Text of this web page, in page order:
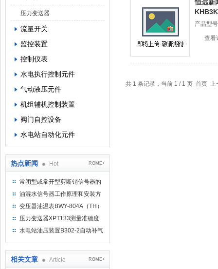
压力变送器
流量开关
监控装置
控制仪表
水电执行控制元件
气动液压元件
机组辅机控制装置
阀门自控设备
水电站自动化元件
热点新闻 Hot ROME+
常闭型或常开型剪断销信号器的
工作原理
油混水信号器工作原理和安装方
式
变压器油温表BWY-804A（TH）
测量范围
压力变送器XPT133测量准确度
不高是什么原因导致的？
水电站油压装置B302-2自动补气
相关文章 Article ROME+
恒远新
产品型
查看
共 1 条记录，当前 1 / 1 页 首页